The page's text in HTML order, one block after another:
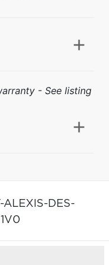
- See listing
ALEXIS-DES-